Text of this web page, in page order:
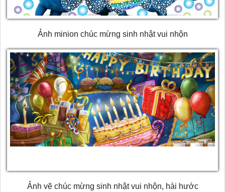
Ảnh minion chúc mừng sinh nhật vui nhộn
Ảnh vẽ chúc mừng sinh nhật vui nhộn, hài hước